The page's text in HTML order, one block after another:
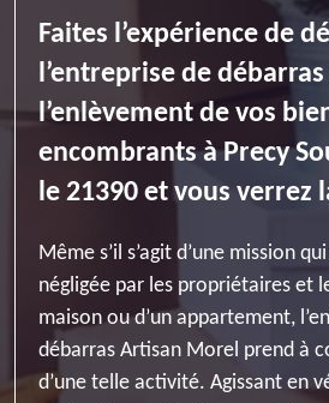
Faites l’expérience de
l’entreprise de
l’enlèvement de vos
encombrants à Precy
le 21390 et vous verrez
Même s’il s’agit d’une mission
négligée par les propriétaires et
maison ou d’un appartement,
débarras Artisan Morel prend à
d’une telle activité. Agissant en